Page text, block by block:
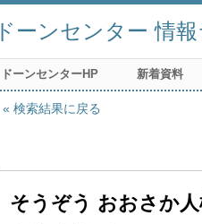
ドーンセンター 情
ドーンセンターHP 新着資料
検索結果に戻る
そうぞう おおさか